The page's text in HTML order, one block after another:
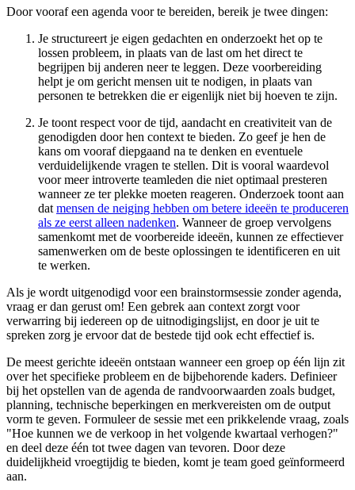
Door vooraf een agenda voor te bereiden, bereik je twee dingen:
Je structureert je eigen gedachten en onderzoekt het op te
lossen probleem, in plaats van de last om het direct te
begrijpen bij anderen neer te leggen. Deze voorbereiding
helpt je om gericht mensen uit te nodigen, in plaats van
personen te betrekken die er eigenlijk niet bij hoeven te zijn.
Je toont respect voor de tijd, aandacht en creativiteit van de
genodigden door hen context te bieden. Zo geef je hen de
kans om vooraf diepgaand na te denken en eventuele
verduidelijkende vragen te stellen. Dit is vooral waardevol
voor meer introverte teamleden die niet optimaal presteren
wanneer ze ter plekke moeten reageren. Onderzoek toont aan
dat mensen de neiging hebben om betere ideeën te produceren
als ze eerst alleen nadenken. Wanneer de groep vervolgens
samenkomt met de voorbereide ideeën, kunnen ze effectiever
samenwerken om de beste oplossingen te identificeren en uit
te werken.
Als je wordt uitgenodigd voor een brainstormsessie zonder agenda,
vraag er dan gerust om! Een gebrek aan context zorgt voor
verwarring bij iedereen op de uitnodigingslijst, en door je uit te
spreken zorg je ervoor dat de bestede tijd ook echt effectief is.
De meest gerichte ideeën ontstaan wanneer een groep op één lijn zit
over het specifieke probleem en de bijbehorende kaders. Definieer
bij het opstellen van de agenda de randvoorwaarden zoals budget,
planning, technische beperkingen en merkvereisten om de output
vorm te geven. Formuleer de sessie met een prikkelende vraag, zoals
"Hoe kunnen we de verkoop in het volgende kwartaal verhogen?"
en deel deze één tot twee dagen van tevoren. Door deze
duidelijkheid vroegtijdig te bieden, komt je team goed geïnformeerd
aan.